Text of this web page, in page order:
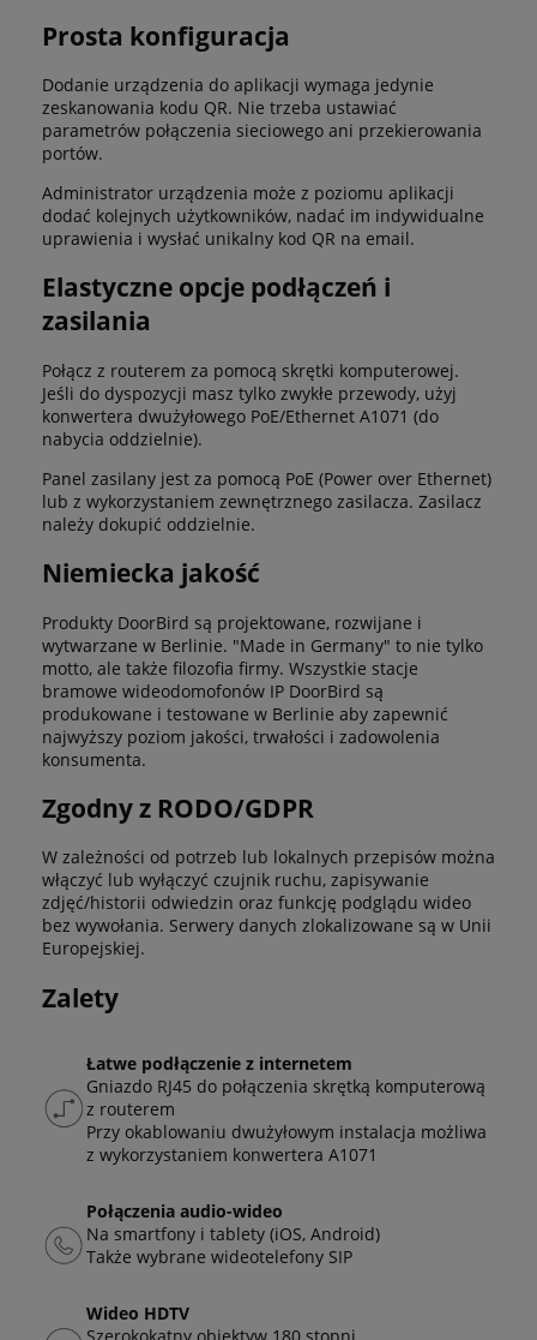
Prosta konfiguracja
Dodanie urządzenia do aplikacji wymaga jedynie
zeskanowania kodu QR. Nie trzeba ustawiać
parametrów połączenia sieciowego ani przekierowania
portów.
Administrator urządzenia może z poziomu aplikacji
dodać kolejnych użytkowników, nadać im indywidualne
uprawienia i wysłać unikalny kod QR na email.
Elastyczne opcje podłączeń i
zasilania
Połącz z routerem za pomocą skrętki komputerowej.
Jeśli do dyspozycji masz tylko zwykłe przewody, użyj
konwertera dwużyłowego PoE/Ethernet A1071 (do
nabycia oddzielnie).
Panel zasilany jest za pomocą PoE (Power over Ethernet)
lub z wykorzystaniem zewnętrznego zasilacza. Zasilacz
należy dokupić oddzielnie.
Niemiecka jakość
Produkty DoorBird są projektowane, rozwijane i
wytwarzane w Berlinie. "Made in Germany" to nie tylko
motto, ale także filozofia firmy. Wszystkie stacje
bramowe wideodomofonów IP DoorBird są
produkowane i testowane w Berlinie aby zapewnić
najwyższy poziom jakości, trwałości i zadowolenia
konsumenta.
Zgodny z RODO/GDPR
W zależności od potrzeb lub lokalnych przepisów można
włączyć lub wyłączyć czujnik ruchu, zapisywanie
zdjęć/historii odwiedzin oraz funkcję podglądu wideo
bez wywołania. Serwery danych zlokalizowane są w Unii
Europejskiej.
Zalety
Łatwe podłączenie z internetem
Gniazdo RJ45 do połączenia skrętką komputerową
z routerem
Przy okablowaniu dwużyłowym instalacja możliwa
z wykorzystaniem konwertera A1071
Połączenia audio-wideo
Na smartfony i tablety (iOS, Android)
Także wybrane wideotelefony SIP
Wideo HDTV